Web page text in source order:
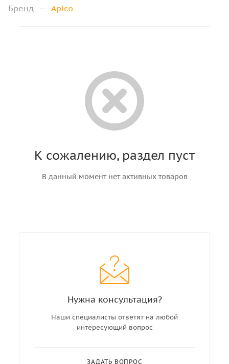
Бренд — Apico
К сожалению, раздел пуст
В данный момент нет активных товаров
Нужна консультация?
Наши специалисты ответят на любой
интересующий вопрос
ЗАДАТЬ ВОПРОС